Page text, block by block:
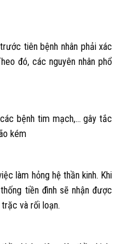
tiên bệnh nhân phải xác
đó, các nguyên nhân phổ
bệnh tim mạch,… gây tắc
kém
làm hỏng hệ thần kinh. Khi
tiền đình sẽ nhận được
và rối loạn.